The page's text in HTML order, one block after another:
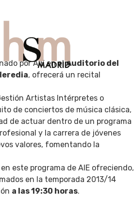
por AIE en elAuditorio del
, ofrecerá un recital
Artistas Intérpretes o
de conciertos de música clásica,
de actuar dentro de un programa
y la carrera de jóvenes
valores, fomentando la
este programa de AIE ofreciendo,
en la temporada 2013/14
a las 19:30 horas.